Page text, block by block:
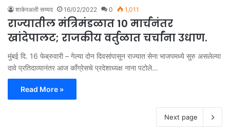
शाकेरअली सय्यद 16/02/2022 0 1,011
राज्यातील मंत्रिमंडळात 10 मार्चनंतर
खांदेपालट; राजकीय वर्तुळात चर्चांना उधाण.
मुंबई दि. 16 फेब्रुवारी – गेल्या दोन दिवसांपासून राज्यात सेना भाजपमध्ये सुरु असलेल्या
दावे प्रतिदाव्यानंतर आज काँग्रेसचे प्रदेशाध्यक्ष नाना पटोले…
Read More »
Next page